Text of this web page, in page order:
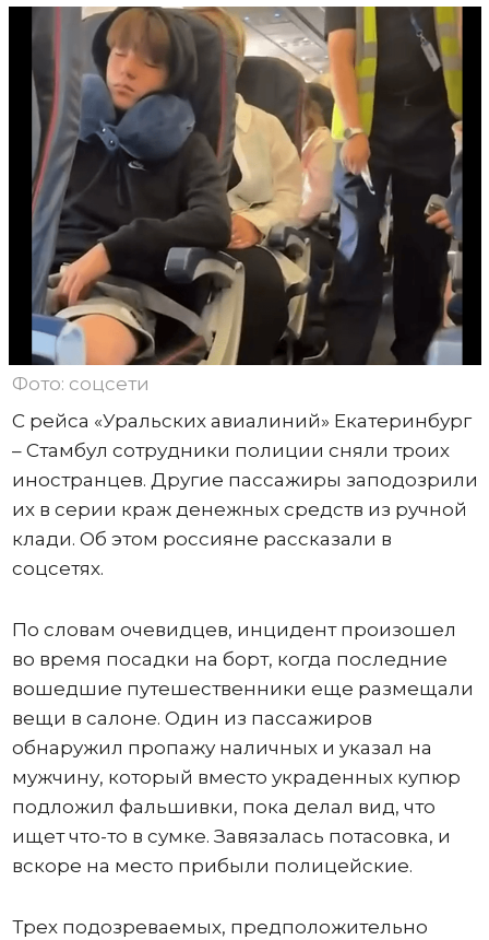
Фото: соцсети
С рейса «Уральских авиалиний» Екатеринбург
– Стамбул сотрудники полиции сняли троих
иностранцев. Другие пассажиры заподозрили
их в серии краж денежных средств из ручной
клади. Об этом россияне рассказали в
соцсетях.
По словам очевидцев, инцидент произошел
во время посадки на борт, когда последние
вошедшие путешественники еще размещали
вещи в салоне. Один из пассажиров
обнаружил пропажу наличных и указал на
мужчину, который вместо украденных купюр
подложил фальшивки, пока делал вид, что
ищет что-то в сумке. Завязалась потасовка, и
вскоре на место прибыли полицейские.
Трех подозреваемых, предположительно